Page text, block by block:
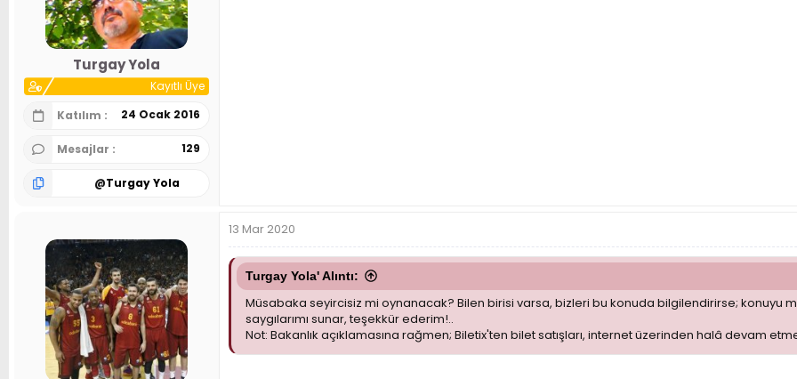
Turgay Yola
Kayıtlı Üye
Katılım
24 Ocak 2016
Mesajlar 129
@Turgay Yola
13 Mar 2020
Turgay Yola' Alıntı:
Müsabaka seyircisiz mi oynanacak? Bilen birisi varsa, bizleri bu konuda bilgilendirirse; konuyu
saygılarımı sunar, teşekkür ederim!..
Not: Bakanlık açıklamasına rağmen; Biletix'ten bilet satışları, internet üzerinden halâ devam